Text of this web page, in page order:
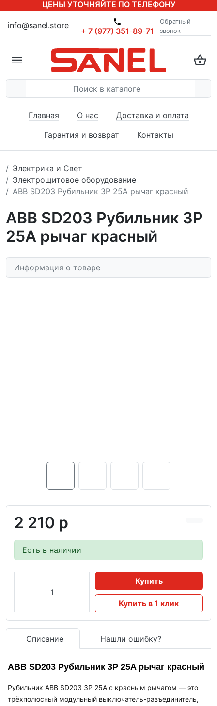
ЦЕНЫ УТОЧНЯЙТЕ ПО ТЕЛЕФОНУ
info@sanel.store
+ 7 (977) 351-89-71
Обратный
звонок
Главная О нас
Доставка и оплата
Гарантия и возврат
Контакты
Электрика и Свет
Электрощитовое оборудование
ABB SD203 Рубильник 3P 25A рычаг красный
ABB SD203 Рубильник 3P
25A рычаг красный
Информация о товаре
2 210 р
Есть в наличии
Купить
Купить в 1 клик
Описание Нашли ошибку?
ABB SD203 Рубильник 3P 25A рычаг красный
Рубильник ABB SD203 3P 25A с красным рычагом — это
трёхполюсный модульный выключатель-разъединитель,